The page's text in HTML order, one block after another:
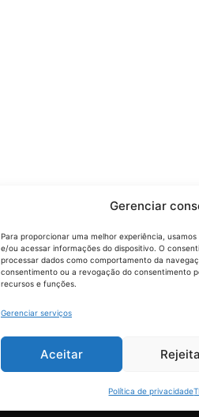
Gerenciar
Para proporcionar uma melhor experiência,
e/ou acessar informações do dispositivo. O
processar dados como comportamento da
consentimento ou a revogação do consentimento
recursos e funções.
Gerenciar serviços
Aceitar
Política de privacidade